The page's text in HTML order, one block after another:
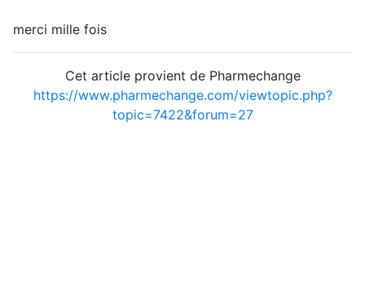
merci mille fois
Cet article provient de Pharmechange
https://www.pharmechange.com/viewtopic.php?
topic=7422&forum=27